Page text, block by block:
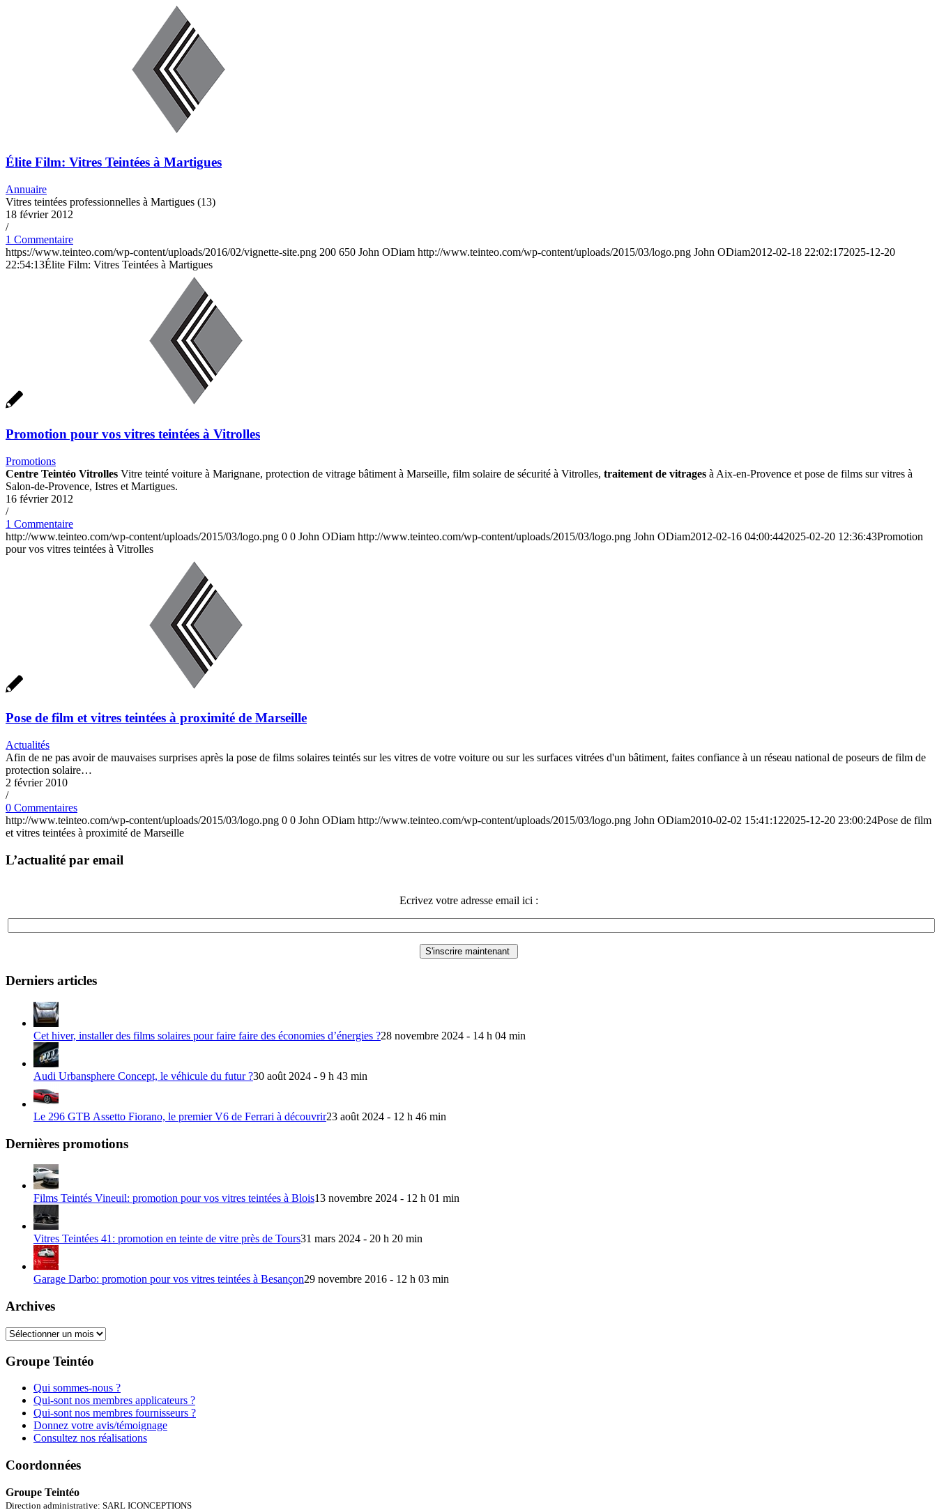
Élite Film: Vitres Teintées à Martigues
Annuaire
Vitres teintées professionnelles à Martigues (13)
18 février 2012
/
1 Commentaire
https://www.teinteo.com/wp-content/uploads/2016/02/vignette-site.png 200 650 John ODiam http://www.teinteo.com/wp-content/uploads/2015/03/logo.png John ODiam2012-02-18 22:02:172025-12-20
22:54:13Élite Film: Vitres Teintées à Martigues
Promotion pour vos vitres teintées à Vitrolles
Promotions
Centre Teintéo Vitrolles Vitre teinté voiture à Marignane, protection de vitrage bâtiment à Marseille, film solaire de sécurité à Vitrolles, traitement de vitrages à Aix-en-Provence et pose de films sur vitres à
Salon-de-Provence, Istres et Martigues.
16 février 2012
/
1 Commentaire
http://www.teinteo.com/wp-content/uploads/2015/03/logo.png 0 0 John ODiam http://www.teinteo.com/wp-content/uploads/2015/03/logo.png John ODiam2012-02-16 04:00:442025-02-20 12:36:43Promotion
pour vos vitres teintées à Vitrolles
Pose de film et vitres teintées à proximité de Marseille
Actualités
Afin de ne pas avoir de mauvaises surprises après la pose de films solaires teintés sur les vitres de votre voiture ou sur les surfaces vitrées d'un bâtiment, faites confiance à un réseau national de poseurs de film de
protection solaire…
2 février 2010
/
0 Commentaires
http://www.teinteo.com/wp-content/uploads/2015/03/logo.png 0 0 John ODiam http://www.teinteo.com/wp-content/uploads/2015/03/logo.png John ODiam2010-02-02 15:41:122025-12-20 23:00:24Pose de film
et vitres teintées à proximité de Marseille
L’actualité par email
Ecrivez votre adresse email ici :
Derniers articles
Cet hiver, installer des films solaires pour faire faire des économies d’énergies ?28 novembre 2024 - 14 h 04 min
Audi Urbansphere Concept, le véhicule du futur ?30 août 2024 - 9 h 43 min
Le 296 GTB Assetto Fiorano, le premier V6 de Ferrari à découvrir23 août 2024 - 12 h 46 min
Dernières promotions
Films Teintés Vineuil: promotion pour vos vitres teintées à Blois13 novembre 2024 - 12 h 01 min
Vitres Teintées 41: promotion en teinte de vitre près de Tours31 mars 2024 - 20 h 20 min
Garage Darbo: promotion pour vos vitres teintées à Besançon29 novembre 2016 - 12 h 03 min
Archives
Archives
Groupe Teintéo
Qui sommes-nous ?
Qui-sont nos membres applicateurs ?
Qui-sont nos membres fournisseurs ?
Donnez votre avis/témoignage
Consultez nos réalisations
Coordonnées
Groupe Teintéo
Direction administrative: SARL ICONCEPTIONS